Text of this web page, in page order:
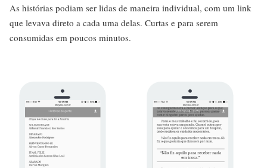
As histórias podiam ser lidas de maneira individual, com um link
que levava direto a cada uma delas. Curtas e para serem
consumidas em poucos minutos.